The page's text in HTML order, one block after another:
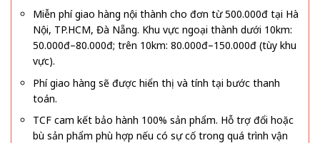
Miễn phí giao hàng nội thành cho đơn từ 500.000đ tại Hà
Nội, TP.HCM, Đà Nẵng. Khu vực ngoại thành dưới 10km:
50.000đ–80.000đ; trên 10km: 80.000đ–150.000đ (tùy khu
vực).
Phí giao hàng sẽ được hiển thị và tính tại bước thanh
toán.
TCF cam kết bảo hành 100% sản phẩm. Hỗ trợ đổi hoặc
bù sản phẩm phù hợp nếu có sự cố trong quá trình vận